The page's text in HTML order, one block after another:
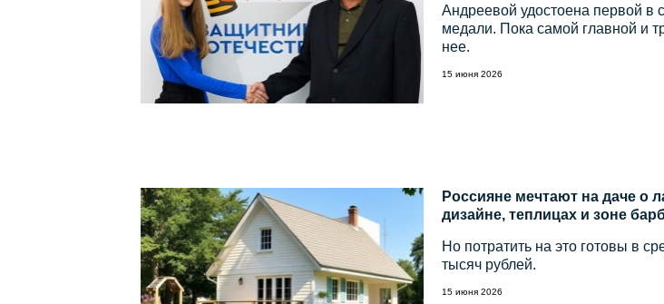
Андреевой удостоена первой в
медали. Пока самой главной и
нее.
15 июня 2026
Россияне мечтают на даче о
дизайне, теплицах и зоне
Но потратить на это готовы в
тысяч рублей.
15 июня 2026